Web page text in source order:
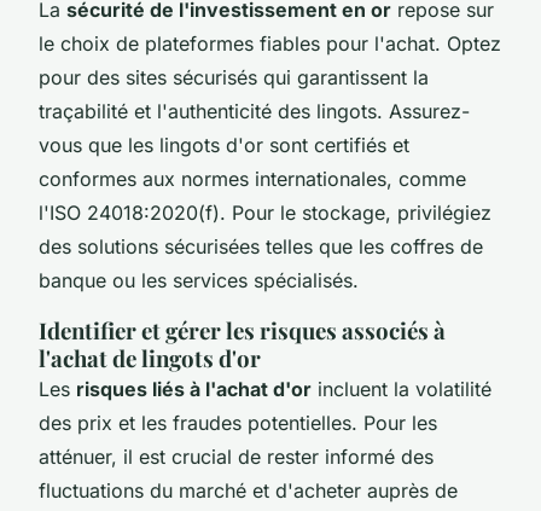
La sécurité de l'investissement en or repose sur
le choix de plateformes fiables pour l'achat. Optez
pour des sites sécurisés qui garantissent la
traçabilité et l'authenticité des lingots. Assurez-
vous que les lingots d'or sont certifiés et
conformes aux normes internationales, comme
l'ISO 24018:2020(f). Pour le stockage, privilégiez
des solutions sécurisées telles que les coffres de
banque ou les services spécialisés.
Identifier et gérer les risques associés à
l'achat de lingots d'or
Les risques liés à l'achat d'or incluent la volatilité
des prix et les fraudes potentielles. Pour les
atténuer, il est crucial de rester informé des
fluctuations du marché et d'acheter auprès de